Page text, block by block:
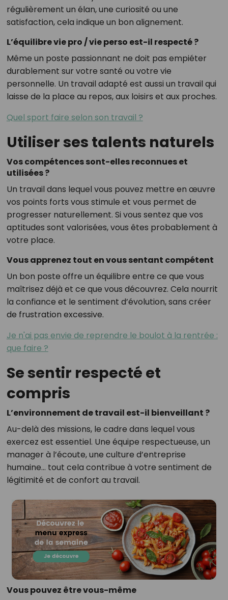
régulièrement un élan, une curiosité ou une
satisfaction, cela indique un bon alignement.
L’équilibre vie pro / vie perso est-il respecté ?
Même un poste passionnant ne doit pas empiéter
durablement sur votre santé ou votre vie
personnelle. Un travail adapté est aussi un travail qui
laisse de la place au repos, aux loisirs et aux proches.
Quel sport faire selon son travail ?
Utiliser ses talents naturels
Vos compétences sont-elles reconnues et
utilisées ?
Un travail dans lequel vous pouvez mettre en œuvre
vos points forts vous stimule et vous permet de
progresser naturellement. Si vous sentez que vos
aptitudes sont valorisées, vous êtes probablement à
votre place.
Vous apprenez tout en vous sentant compétent
Un bon poste offre un équilibre entre ce que vous
maîtrisez déjà et ce que vous découvrez. Cela nourrit
la confiance et le sentiment d’évolution, sans créer
de frustration excessive.
Je n'ai pas envie de reprendre le boulot à la rentrée :
que faire ?
Se sentir respecté et
compris
L’environnement de travail est-il bienveillant ?
Au-delà des missions, le cadre dans lequel vous
exercez est essentiel. Une équipe respectueuse, un
manager à l’écoute, une culture d’entreprise
humaine… tout cela contribue à votre sentiment de
légitimité et de confort au travail.
Vous pouvez être vous-même